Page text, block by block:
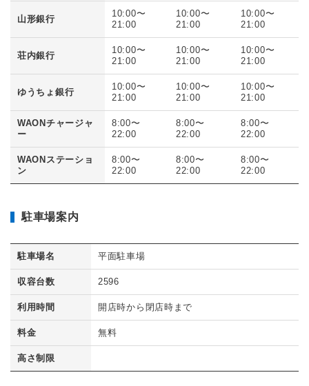
山形銀行
10:00〜
21:00
10:00〜
21:00
10:00〜
21:00
荘内銀行
10:00〜
21:00
10:00〜
21:00
10:00〜
21:00
ゆうちょ銀行
10:00〜
21:00
10:00〜
21:00
10:00〜
21:00
WAONチャージャ
ー
8:00〜
22:00
8:00〜
22:00
8:00〜
22:00
WAONステーショ
ン
8:00〜
22:00
8:00〜
22:00
8:00〜
22:00
駐車場案内
駐車場名 平面駐車場
収容台数 2596
利用時間 開店時から閉店時まで
料金 無料
高さ制限